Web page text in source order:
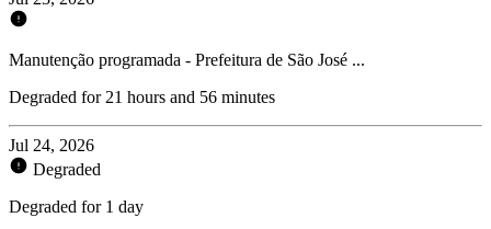
Manutenção programada - Prefeitura de São José ...
Degraded for 21 hours and 56 minutes
Jul 24, 2026
Degraded
Degraded for 1 day